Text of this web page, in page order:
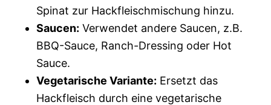
Spinat zur Hackfleischmischung hinzu.
Saucen: Verwendet andere Saucen, z.B.
BBQ-Sauce, Ranch-Dressing oder Hot
Sauce.
Vegetarische Variante: Ersetzt das
Hackfleisch durch eine vegetarische